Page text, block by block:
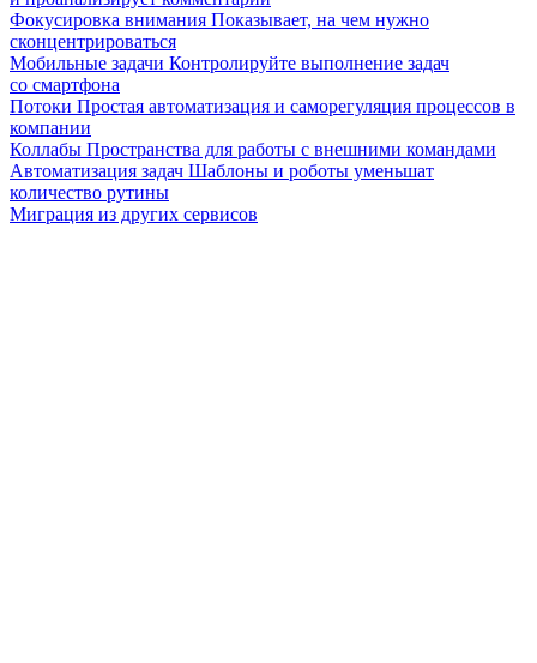
Фокусировка внимания Показывает, на чем нужно
сконцентрироваться
Мобильные задачи Контролируйте выполнение задач
со смартфона
Потоки Простая автоматизация и саморегуляция процессов в
компании
Коллабы Пространства для работы с внешними командами
Автоматизация задач Шаблоны и роботы уменьшат
количество рутины
Миграция из других сервисов